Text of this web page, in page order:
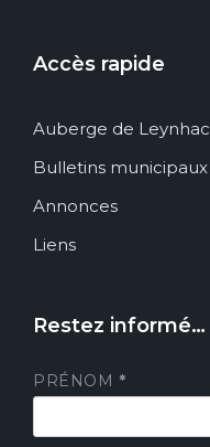
Accès rapide
Auberge de Leynhac
Bulletins municipaux
Annonces
Liens
Restez informé…
PRÉNOM *